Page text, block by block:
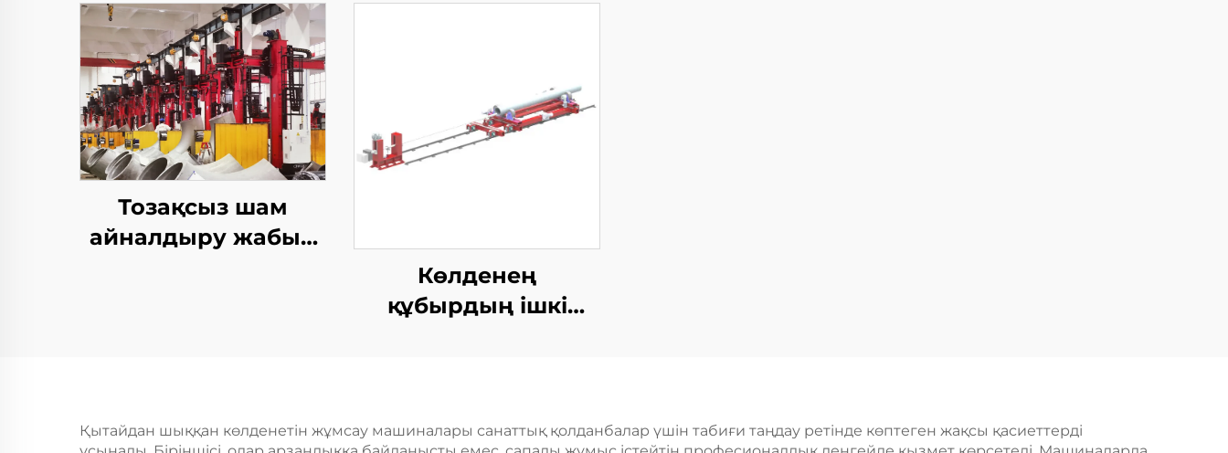
Тозақсыз шам
айналдыру жабын
Көлденең
құбырдың ішкі
Қытайдан шыққан көлденетін жұмсау машиналары санаттық қолданбалар үшін табиғи таңдау ретінде көптеген жақсы қасиеттерді